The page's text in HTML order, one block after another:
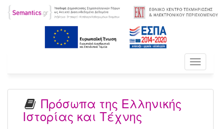
Toggle
Πρόσωπα της Ελληνικής
Ιστορίας και Τέχνης